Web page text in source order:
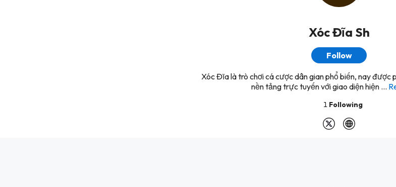
Xóc Đĩa Sh
Follow
Xóc Đĩa là trò chơi cá cược dân gian phổ biến, nay được
nền tảng trực tuyến với giao diện hiện ...
1 Following